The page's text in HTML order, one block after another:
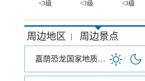
<3级
<3级 <3级
周边地区 | 周边景点
嘉荫恐龙国家地质公园 /